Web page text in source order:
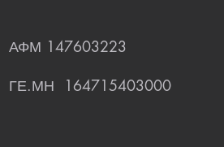
ΑΦΜ 147603223
ΓΕ.ΜΗ 164715403000